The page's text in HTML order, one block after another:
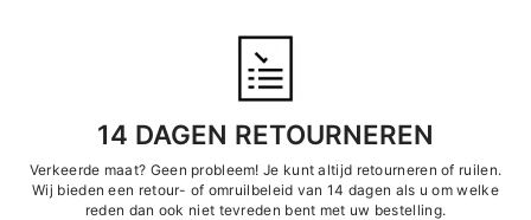
14 DAGEN RETOURNEREN
Verkeerde maat? Geen probleem! Je kunt altijd retourneren of ruilen.
Wij bieden een retour- of omruilbeleid van 14 dagen als u om welke
reden dan ook niet tevreden bent met uw bestelling.